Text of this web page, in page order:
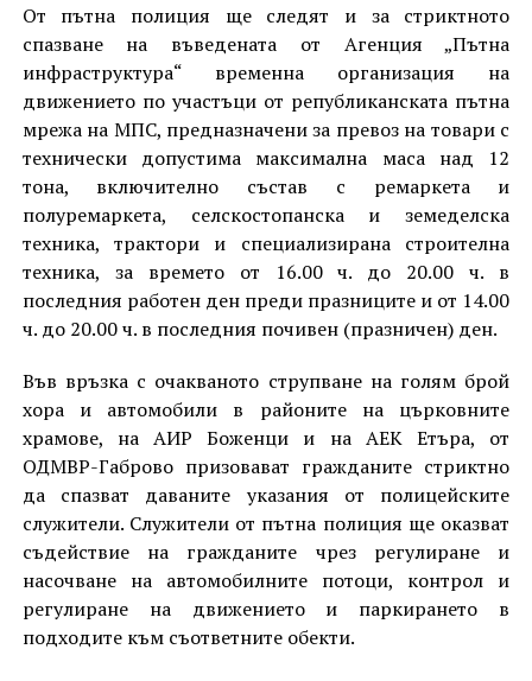
От пътна полиция ще следят и за стриктното
спазване на въведената от Агенция „Пътна
инфраструктура“ временна организация на
движението по участъци от републиканската пътна
мрежа на МПС, предназначени за превоз на товари с
технически допустима максимална маса над 12
тона, включително състав с ремаркета и
полуремаркета, селскостопанска и земеделска
техника, трактори и специализирана строителна
техника, за времето от 16.00 ч. до 20.00 ч. в
последния работен ден преди празниците и от 14.00
ч. до 20.00 ч. в последния почивен (празничен) ден.
Във връзка с очакваното струпване на голям брой
хора и автомобили в районите на църковните
храмове, на АИР Боженци и на АЕК Етъра, от
ОДМВР-Габрово призовават гражданите стриктно
да спазват даваните указания от полицейските
служители. Служители от пътна полиция ще оказват
съдействие на гражданите чрез регулиране и
насочване на автомобилните потоци, контрол и
регулиране на движението и паркирането в
подходите към съответните обекти.